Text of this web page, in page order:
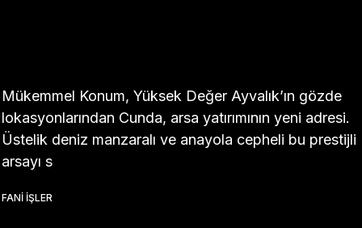
Mükemmel Konum, Yüksek Değer Ayvalık’ın gözde
lokasyonlarından Cunda, arsa yatırımının yeni adresi.
Üstelik deniz manzaralı ve anayola cepheli bu prestijli
arsayı s
FANI İŞLER